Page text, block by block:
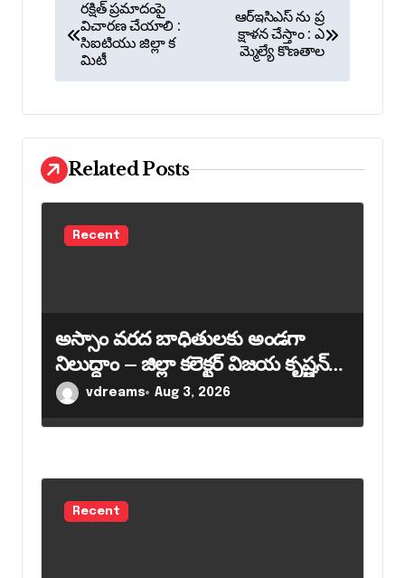
o
n
a
v
i
g
i
o
n
రక్షిత్ ప్రమాదంపై
విచారణ చేయాలి :
సిఐటియు జిల్లా క
మిటీ
ఆర్ఇసిఎస్ ను ప్ర
క్షాళన చేస్తాం : ఎ
మ్మెల్యే కొణతాల
Related Posts
Recent
అస్సాం వరద బాధితులకు అండగా
నిలుద్దాం – జిల్లా కలెక్టర్ విజయ కృష్ణన్
పిలుపుvdreams Aug 3, 2026
Recent